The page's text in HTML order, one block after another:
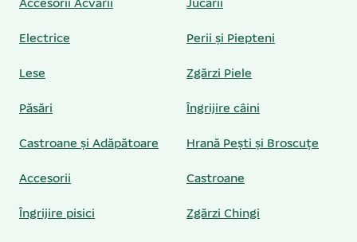
Accesorii Acvarii Jucării
Electrice Perii și Piepteni
Lese Zgărzi Piele
Păsări Îngrijire câini
Castroane și Adăpătoare Hrană Pești și Broscuțe
Accesorii Castroane
Îngrijire pisici Zgărzi Chingi